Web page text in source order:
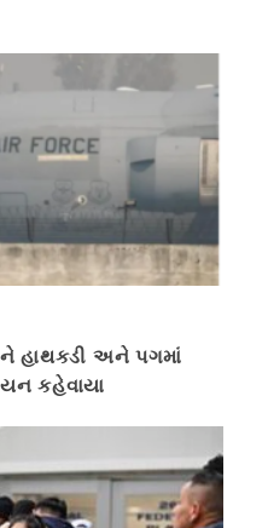
હાથકડી અને પગમાં
કહેવાયા